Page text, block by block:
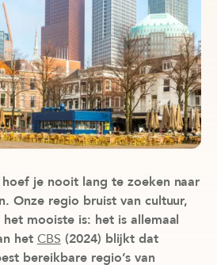
je nooit lang te zoeken naar
Onze regio bruist van cultuur,
mooiste is: het is allemaal
het CBS (2024) blijkt dat
bereikbare regio’s van